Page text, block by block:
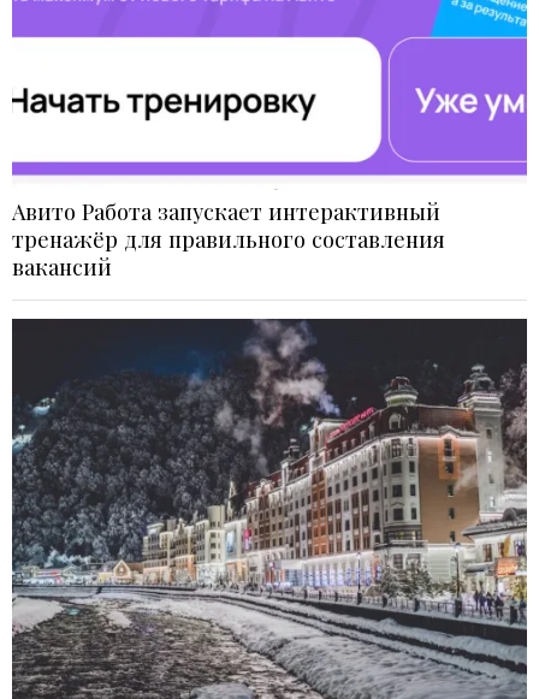
Авито Работа запускает интерактивный
тренажёр для правильного составления
вакансий